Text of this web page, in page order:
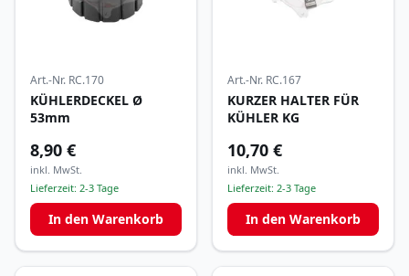
Art.-Nr. RC.170
KÜHLERDECKEL Ø
53mm
8,90 €
inkl. MwSt.
Lieferzeit: 2-3 Tage
In den Warenkorb
Art.-Nr. RC.167
KURZER HALTER FÜR
KÜHLER KG
10,70 €
inkl. MwSt.
Lieferzeit: 2-3 Tage
In den Warenkorb